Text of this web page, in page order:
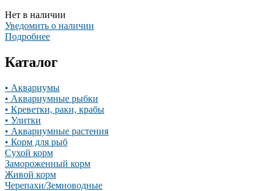
Нет в наличии
Уведомить о наличии
Подробнее
Каталог
• Аквариумы
• Аквариумные рыбки
• Креветки, раки, крабы
• Улитки
• Аквариумные растения
• Корм для рыб
Сухой корм
Замороженный корм
Живой корм
Черепахи/Земноводные